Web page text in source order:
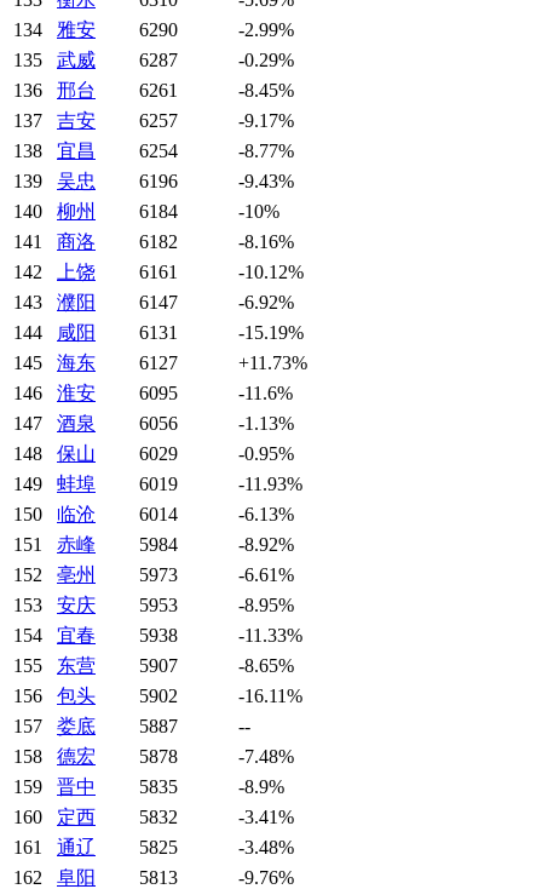
134
雅安 6290
-2.99%
135
武威 6287
-0.29%
136
邢台 6261
-8.45%
137
吉安 6257
-9.17%
138
宜昌 6254
-8.77%
139
吴忠 6196
-9.43%
140
柳州 6184
-10%
141
商洛 6182
-8.16%
142
上饶 6161
-10.12%
143
濮阳 6147
-6.92%
144
咸阳 6131
-15.19%
145
海东 6127
+11.73%
146
淮安 6095
-11.6%
147
酒泉 6056
-1.13%
148
保山 6029
-0.95%
149
蚌埠 6019
-11.93%
150
临沧 6014
-6.13%
151
赤峰 5984
-8.92%
152
亳州 5973
-6.61%
153
安庆 5953
-8.95%
154
宜春 5938
-11.33%
155
东营 5907
-8.65%
156
包头 5902
-16.11%
157
娄底 5887
--
158
德宏 5878
-7.48%
159
晋中 5835
-8.9%
160
定西 5832
-3.41%
161
通辽 5825
-3.48%
162
阜阳 5813
-9.76%